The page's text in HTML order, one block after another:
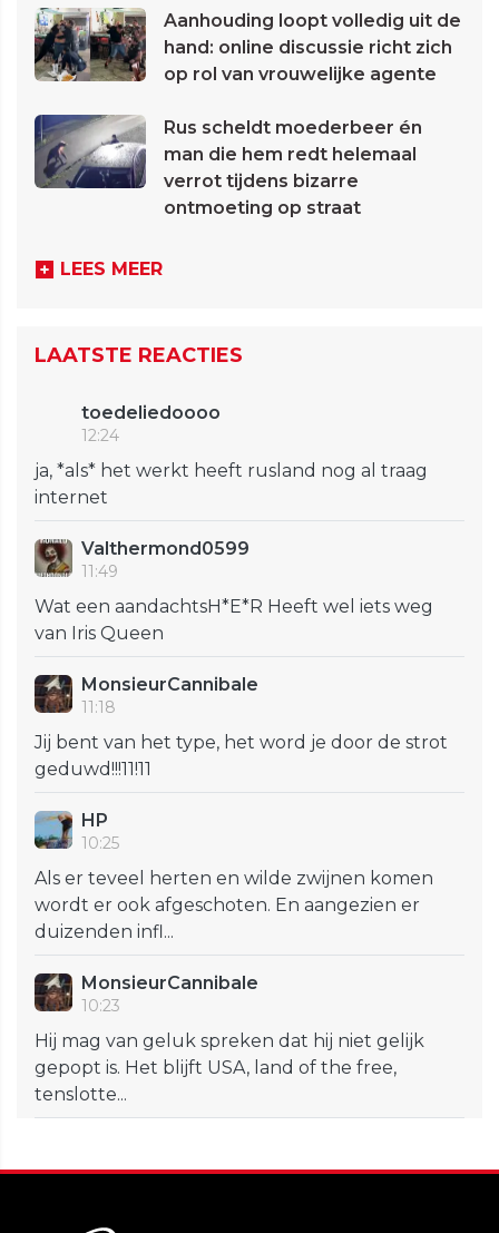
Aanhouding loopt volledig uit de
hand: online discussie richt zich
op rol van vrouwelijke agente
Rus scheldt moederbeer én
man die hem redt helemaal
verrot tijdens bizarre
ontmoeting op straat
LEES MEER
LAATSTE REACTIES
toedeliedoooo
12:24
ja, *als* het werkt heeft rusland nog al traag
internet
Valthermond0599
11:49
Wat een aandachtsH*E*R Heeft wel iets weg
van Iris Queen
MonsieurCannibale
11:18
Jij bent van het type, het word je door de strot
geduwd!!!11!11
HP
10:25
Als er teveel herten en wilde zwijnen komen
wordt er ook afgeschoten. En aangezien er
duizenden infl...
MonsieurCannibale
10:23
Hij mag van geluk spreken dat hij niet gelijk
gepopt is. Het blijft USA, land of the free,
tenslotte...